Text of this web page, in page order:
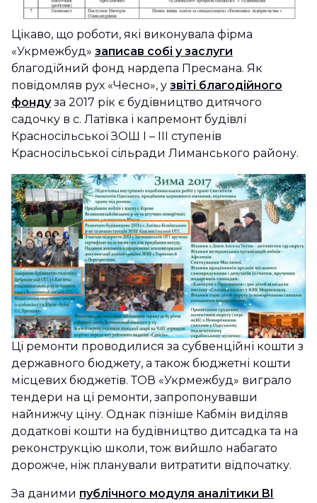
Цікаво, що роботи, які виконувала фірма
«Укрмежбуд» записав собі у заслуги
благодійний фонд нардепа Пресмана. Як
повідомляв рух «Чесно», у звіті благодійного
фондуза 2017 рік є будівництво дитячого
садочку в с. Латівка і капремонт будівлі
Красносільської ЗОШ I – III ступенів
Красносільської сільради Лиманського району.
Ці ремонти проводилися за субвенційні кошти з
державного бюджету, а також бюджетні кошти
місцевих бюджетів. ТОВ «Укрмежбуд» виграло
тендери на ці ремонти, запропонувавши
найнижчу ціну. Однак пізніше Кабмін виділяв
додаткові кошти на будівництво дитсадка та на
реконструкцію школи, тож вийшло набагато
дорожче, ніж планували витратити відпочатку.
За даними публічного модуля аналітики BI